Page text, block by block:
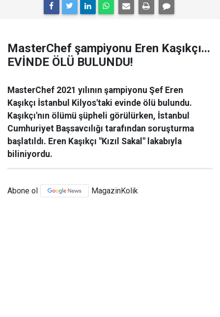
MasterChef şampiyonu Eren Kaşıkçı...
EVİNDE ÖLÜ BULUNDU!
MasterChef 2021 yılının şampiyonu Şef Eren
Kaşıkçı İstanbul Kilyos'taki evinde ölü bulundu.
Kaşıkçı'nın ölümü şüpheli görülürken, İstanbul
Cumhuriyet Başsavcılığı tarafından soruşturma
başlatıldı. Eren Kaşıkçı "Kızıl Sakal" lakabıyla
biliniyordu.
Abone ol MagazinKolik